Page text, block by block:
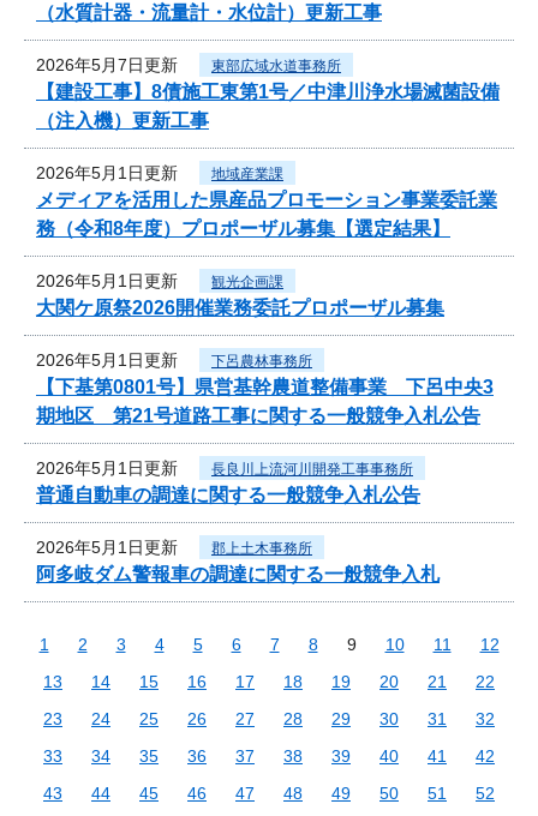
（水質計器・流量計・水位計）更新工事
2026年5月7日更新 東部広域水道事務所
【建設工事】8債施工東第1号／中津川浄水場滅菌設備
（注入機）更新工事
2026年5月1日更新 地域産業課
メディアを活用した県産品プロモーション事業委託業
務（令和8年度）プロポーザル募集【選定結果】
2026年5月1日更新 観光企画課
大関ケ原祭2026開催業務委託プロポーザル募集
2026年5月1日更新 下呂農林事務所
【下基第0801号】県営基幹農道整備事業 下呂中央3
期地区 第21号道路工事に関する一般競争入札公告
2026年5月1日更新 長良川上流河川開発工事事務所
普通自動車の調達に関する一般競争入札公告
2026年5月1日更新 郡上土木事務所
阿多岐ダム警報車の調達に関する一般競争入札
1 2 3 4 5 6 7 8 9 10 11
12
13
14 15 16 17 18 19 20 21
22
23
24 25 26 27 28 29 30 31
32
33
34 35 36 37 38 39 40 41
42
43
44 45 46 47 48 49 50 51
52